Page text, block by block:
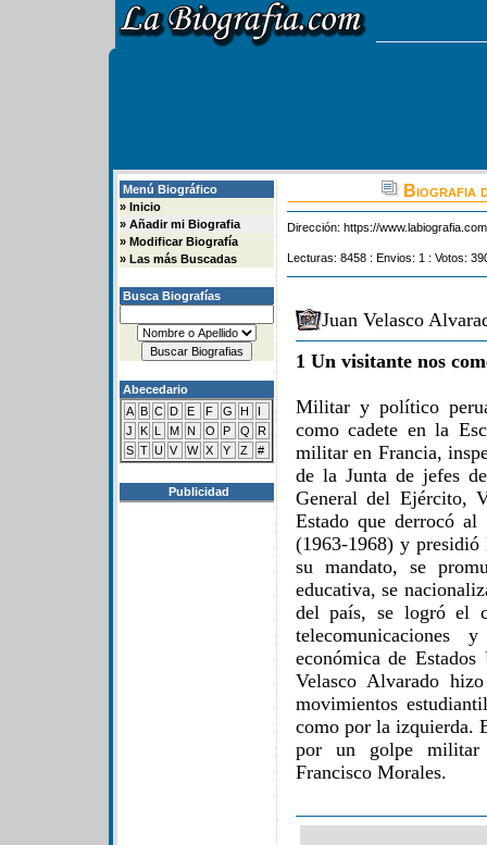
Menú Biográfico
» Inicio
» Añadir mi Biografia
» Modificar Biografía
» Las más Buscadas
Busca Biografías
Abecedario
A B C D E F G H
I
J
K L M N O P Q
R
S T U V W X Y Z #
Publicidad
Biografia
Dirección: https://
Lecturas: 8458 : Envios: 1 : Votos:
Juan Velasco
1 Un visitante nos
Militar y político
como cadete en la
militar en Francia,
de la Junta de jefes
General del Ejército,
Estado que derrocó al
(1963-1968) y
su mandato, se
educativa, se
del país, se logró el
económica de
Velasco Alvarado
movimientos
como por la izquierda.
por un golpe militar
Francisco Morales.